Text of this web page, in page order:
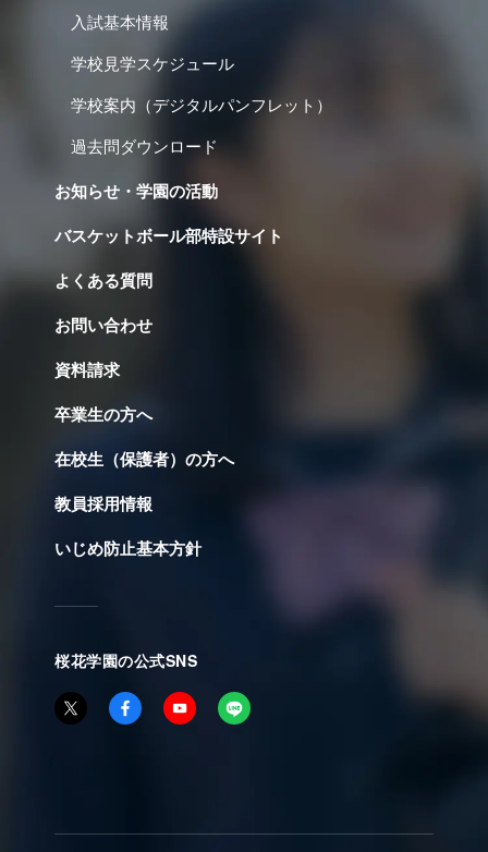
入試基本情報
学校見学スケジュール
学校案内（デジタルパンフレット）
過去問ダウンロード
お知らせ・学園の活動
バスケットボール部特設サイト
よくある質問
お問い合わせ
資料請求
卒業生の方へ
在校生（保護者）の方へ
教員採用情報
いじめ防止基本方針
桜花学園の公式SNS